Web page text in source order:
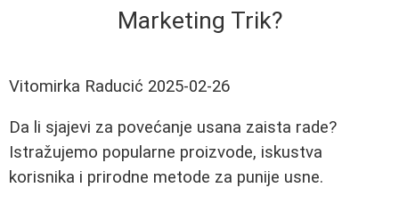
Marketing Trik?
Vitomirka Raducić 2025-02-26
Da li sjajevi za povećanje usana zaista rade?
Istražujemo popularne proizvode, iskustva
korisnika i prirodne metode za punije usne.